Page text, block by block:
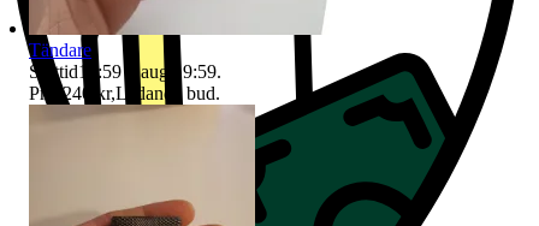
Tändare
Sluttid19:59 9 aug 19:59.
Pris: 240 kr,Ledande bud.